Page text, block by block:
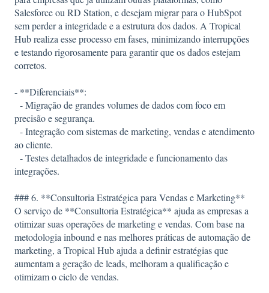
Salesforce ou RD Station, e desejam migrar para o HubSpot
sem perder a integridade e a estrutura dos dados. A Tropical
Hub realiza esse processo em fases, minimizando interrupções
e testando rigorosamente para garantir que os dados estejam
corretos.
- **Diferenciais**:
- Migração de grandes volumes de dados com foco em
precisão e segurança.
- Integração com sistemas de marketing, vendas e atendimento
ao cliente.
- Testes detalhados de integridade e funcionamento das
integrações.
### 6. **Consultoria Estratégica para Vendas e Marketing**
O serviço de **Consultoria Estratégica** ajuda as empresas a
otimizar suas operações de marketing e vendas. Com base na
metodologia inbound e nas melhores práticas de automação de
marketing, a Tropical Hub ajuda a definir estratégias que
aumentam a geração de leads, melhoram a qualificação e
otimizam o ciclo de vendas.